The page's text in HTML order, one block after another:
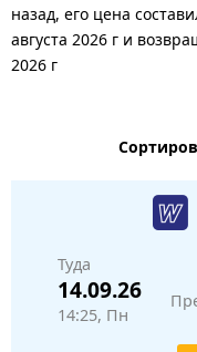
назад, его цена
августа 2026 г и
2026 г
Туда
14.09.26
14:25, Пн